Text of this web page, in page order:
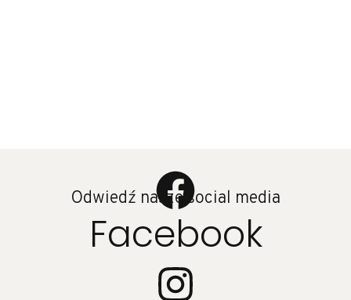
Odwiedź nasze social media
Facebook